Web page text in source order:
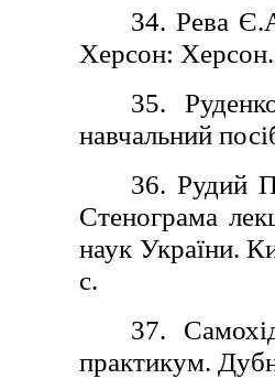
34. Рева
Херсон:
35.
навчальний
36. Рудий
Стенограма
наук України.
с.
37.
практикум.